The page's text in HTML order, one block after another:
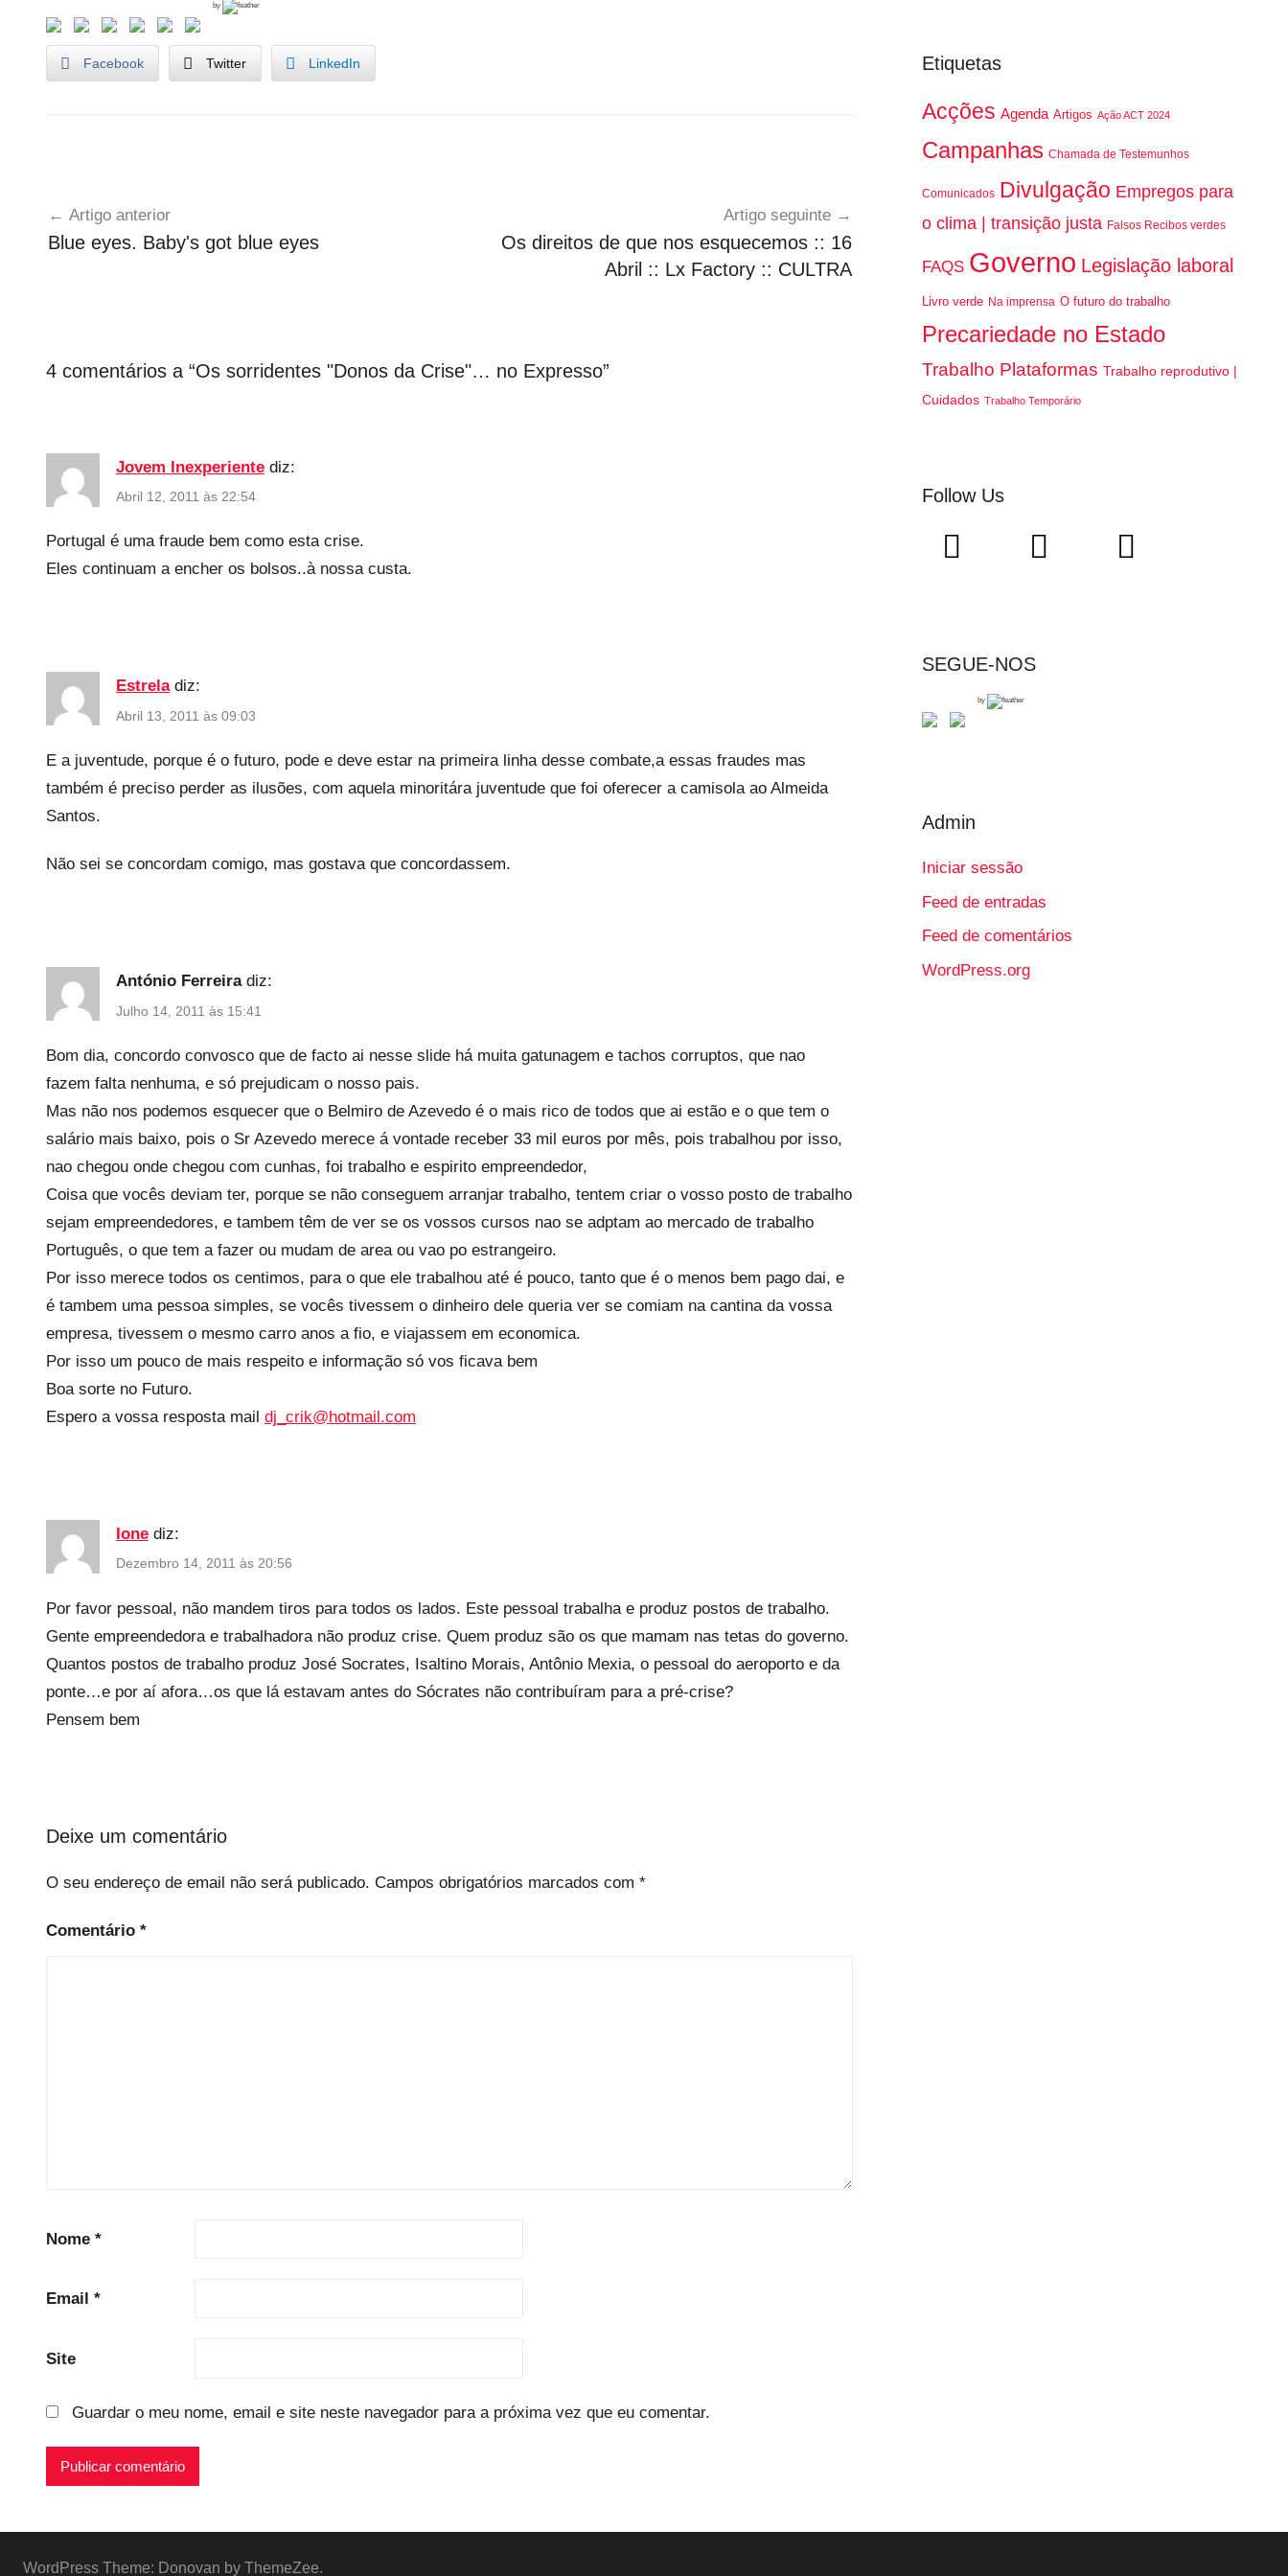
by
Facebook Twitter LinkedIn
c
a
r
artigos
Artigo anterior
Blue eyes. Baby's got blue eyes
Artigo seguinte
Os direitos de que nos esquecemos :: 16
Abril :: Lx Factory :: CULTRA
4 comentários a “Os sorridentes "Donos da Crise"… no Expresso”
Jovem Inexperiente diz:
Abril 12, 2011 às 22:54
Portugal é uma fraude bem como esta crise.
Eles continuam a encher os bolsos..à nossa custa.
Estrela diz:
Abril 13, 2011 às 09:03
E a juventude, porque é o futuro, pode e deve estar na primeira linha desse combate,a essas fraudes mas
também é preciso perder as ilusões, com aquela minoritára juventude que foi oferecer a camisola ao Almeida
Santos.
Não sei se concordam comigo, mas gostava que concordassem.
António Ferreira diz:
Julho 14, 2011 às 15:41
Bom dia, concordo convosco que de facto ai nesse slide há muita gatunagem e tachos corruptos, que nao
fazem falta nenhuma, e só prejudicam o nosso pais.
Mas não nos podemos esquecer que o Belmiro de Azevedo é o mais rico de todos que ai estão e o que tem o
salário mais baixo, pois o Sr Azevedo merece á vontade receber 33 mil euros por mês, pois trabalhou por isso,
nao chegou onde chegou com cunhas, foi trabalho e espirito empreendedor,
Coisa que vocês deviam ter, porque se não conseguem arranjar trabalho, tentem criar o vosso posto de trabalho
sejam empreendedores, e tambem têm de ver se os vossos cursos nao se adptam ao mercado de trabalho
Português, o que tem a fazer ou mudam de area ou vao po estrangeiro.
Por isso merece todos os centimos, para o que ele trabalhou até é pouco, tanto que é o menos bem pago dai, e
é tambem uma pessoa simples, se vocês tivessem o dinheiro dele queria ver se comiam na cantina da vossa
empresa, tivessem o mesmo carro anos a fio, e viajassem em economica.
Por isso um pouco de mais respeito e informação só vos ficava bem
Boa sorte no Futuro.
Espero a vossa resposta mail dj_crik@hotmail.com
Ione diz:
Dezembro 14, 2011 às 20:56
Por favor pessoal, não mandem tiros para todos os lados. Este pessoal trabalha e produz postos de trabalho.
Gente empreendedora e trabalhadora não produz crise. Quem produz são os que mamam nas tetas do governo.
Quantos postos de trabalho produz José Socrates, Isaltino Morais, Antônio Mexia, o pessoal do aeroporto e da
ponte…e por aí afora…os que lá estavam antes do Sócrates não contribuíram para a pré-crise?
Pensem bem
Deixe um comentário
O seu endereço de email não será publicado. Campos obrigatórios marcados com *
Comentário *
Nome *
Email *
Site
Guardar o meu nome, email e site neste navegador para a próxima vez que eu comentar.
Etiquetas
Acções Agenda Artigos Ação ACT 2024
Campanhas Chamada de Testemunhos
Comunicados Divulgação Empregos para
o clima | transição justa Falsos Recibos verdes
FAQS Governo Legislação laboral
Livro verde Na imprensa O futuro do trabalho
Precariedade no Estado
Trabalho Plataformas Trabalho reprodutivo |
Cuidados Trabalho Temporário
Follow Us
SEGUE-NOS
by
Admin
Iniciar sessão
Feed de entradas
Feed de comentários
WordPress.org
WordPress Theme: Donovan by ThemeZee.